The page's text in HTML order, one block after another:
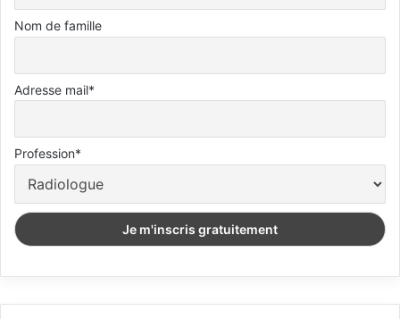
Nom de famille
Adresse mail*
Profession*